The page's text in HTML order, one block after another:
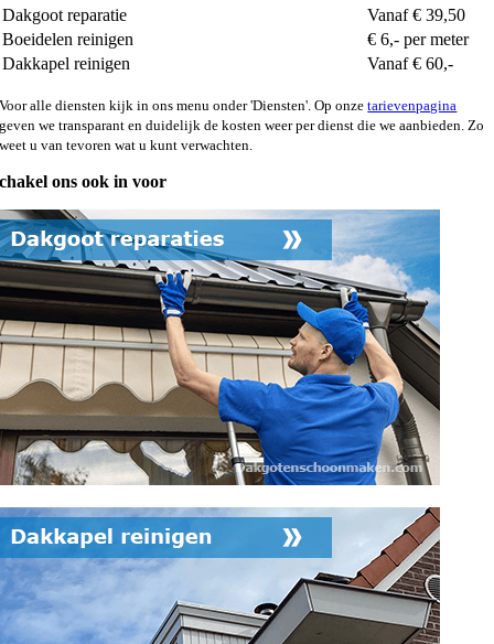
Dakgoot reparatie
Vanaf € 39,50
Boeidelen reinigen
€ 6,- per meter
Dakkapel reinigen
Vanaf € 60,-
Voor alle diensten kijk in ons menu onder 'Diensten'. Op onzetarievenpagina
geven we transparant en duidelijk de kosten weer per dienst die we aanbieden. Zo
weet u van tevoren wat u kunt verwachten.
ons ook in voor